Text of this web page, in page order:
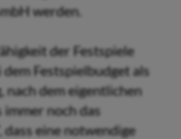
werden.
der Festspiele
Festspielbudget als
dem eigentlichen
noch das
dass eine notwendige